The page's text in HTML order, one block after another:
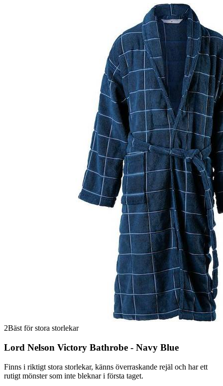
2Bäst för stora storlekar
Lord Nelson Victory Bathrobe - Navy Blue
Finns i riktigt stora storlekar, känns överraskande rejäl och har ett
rutigt mönster som inte bleknar i första taget.